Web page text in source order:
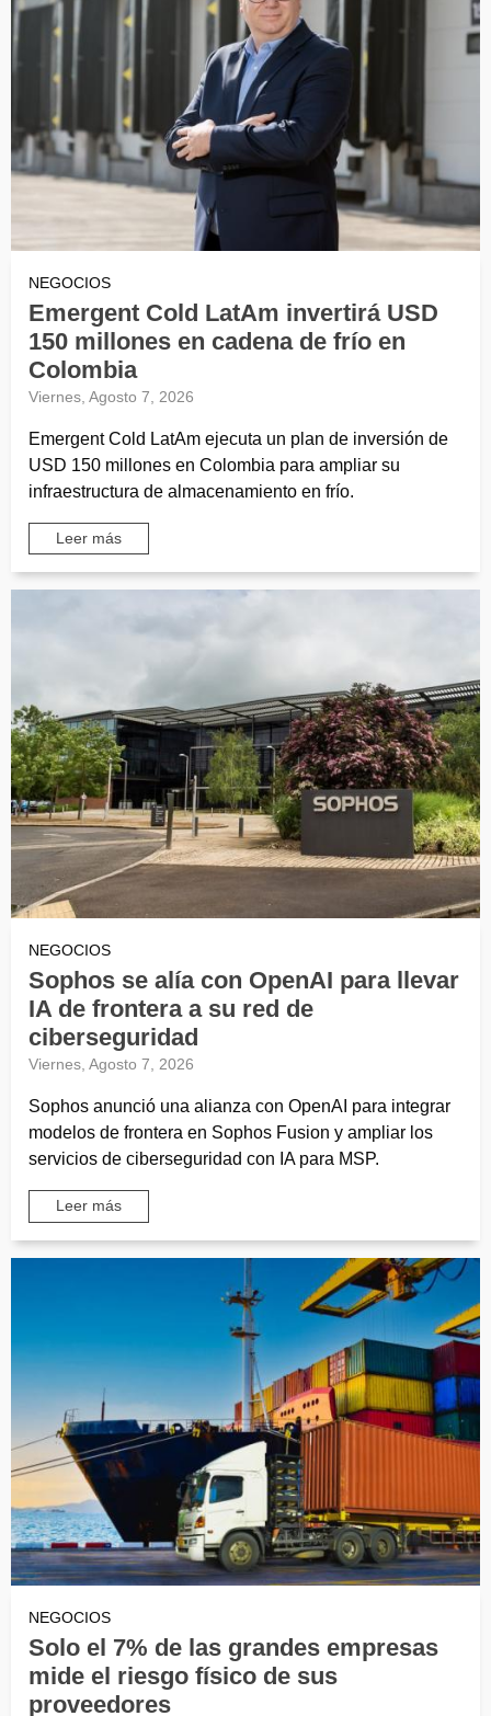
NEGOCIOS
Emergent Cold LatAm invertirá USD
150 millones en cadena de frío en
Colombia
Viernes, Agosto 7, 2026
Emergent Cold LatAm ejecuta un plan de inversión de
USD 150 millones en Colombia para ampliar su
infraestructura de almacenamiento en frío.
Leer más
NEGOCIOS
Sophos se alía con OpenAI para llevar
IA de frontera a su red de
ciberseguridad
Viernes, Agosto 7, 2026
Sophos anunció una alianza con OpenAI para integrar
modelos de frontera en Sophos Fusion y ampliar los
servicios de ciberseguridad con IA para MSP.
Leer más
NEGOCIOS
Solo el 7% de las grandes empresas
mide el riesgo físico de sus
proveedores